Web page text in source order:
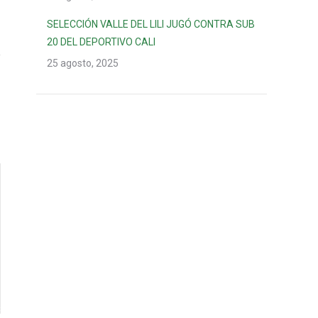
SELECCIÓN VALLE DEL LILI JUGÓ CONTRA SUB
20 DEL DEPORTIVO CALI
25 agosto, 2025